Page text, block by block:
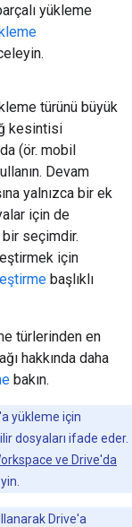
yükleme
türünü büyük
kesintisi
(ör. mobil
Devam
yalnızca bir ek
için de
bir seçimdir.
için
başlıklı
türlerinden en
hakkında daha
bakın.
yükleme için
dosyaları ifade eder.
ve Drive'da
Drive'a